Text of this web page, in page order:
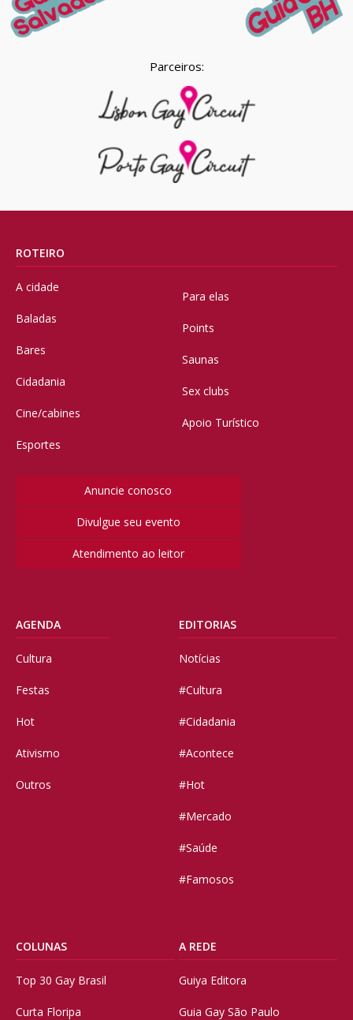
Parceiros:
ROTEIRO
A cidade
Baladas
Bares
Cidadania
Cine/cabines
Esportes
Para elas
Points
Saunas
Sex clubs
Apoio Turístico
Anuncie conosco
Divulgue seu evento
Atendimento ao leitor
AGENDA
Cultura
Festas
Hot
Ativismo
Outros
EDITORIAS
Notícias
#Cultura
#Cidadania
#Acontece
#Hot
#Mercado
#Saúde
#Famosos
COLUNAS
Top 30 Gay Brasil
Curta Floripa
A REDE
Guiya Editora
Guia Gay São Paulo